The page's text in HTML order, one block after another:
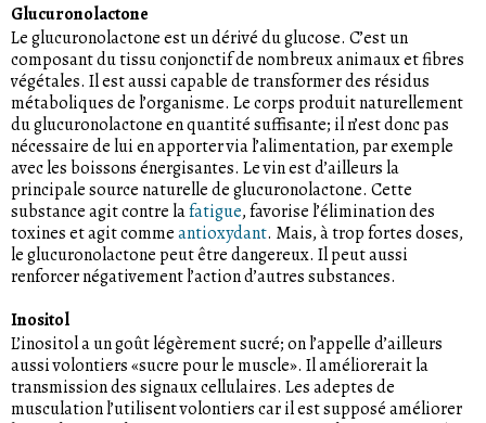
Glucuronolactone
Le glucuronolactone est un dérivé du glucose. C’est un
composant du tissu conjonctif de nombreux animaux et fibres
végétales. Il est aussi capable de transformer des résidus
métaboliques de l’organisme. Le corps produit naturellement
du glucuronolactone en quantité suffisante; il n’est donc pas
nécessaire de lui en apporter via l’alimentation, par exemple
avec les boissons énergisantes. Le vin est d’ailleurs la
principale source naturelle de glucuronolactone. Cette
substance agit contre lafatigue, favorise l’élimination des
toxines et agit commeantioxydant. Mais, à trop fortes doses,
le glucuronolactone peut être dangereux. Il peut aussi
renforcer négativement l’action d’autres substances.
Inositol
L’inositol a un goût légèrement sucré; on l’appelle d’ailleurs
aussi volontiers «sucre pour le muscle». Il améliorerait la
transmission des signaux cellulaires. Les adeptes de
musculation l’utilisent volontiers car il est supposé améliorer